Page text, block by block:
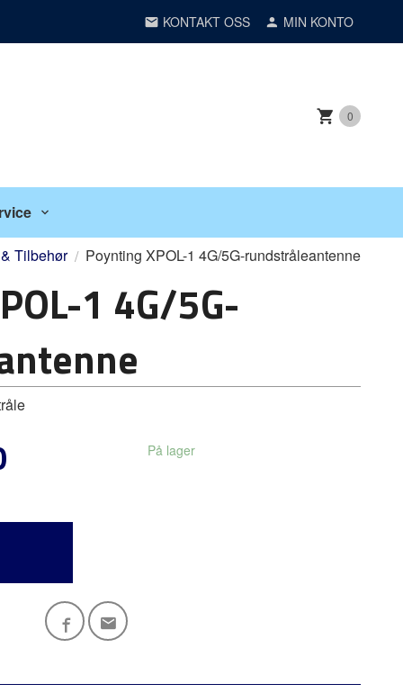
KONTAKT OSS MIN KONTO
0
Tilbehør Poynting XPOL-1 4G/5G-rundstråleantenne
1 4G/5G-
På lager